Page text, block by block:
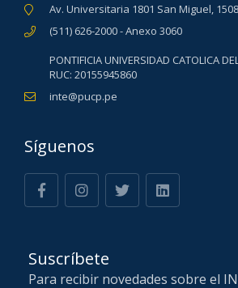
Av. Universitaria 1801 San Miguel,
(511) 626-2000 - Anexo 3060
PONTIFICIA UNIVERSIDAD CATOLICA
RUC: 20155945860
inte@pucp.pe
Síguenos
Suscríbete
Para recibir novedades sobre el